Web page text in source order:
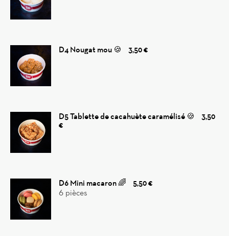
D4 Nougat mou 🍪 3,50 €
D5 Tablette de cacahuète caramélisé 🍪
3,50
€
D6 Mini macaron 🌈
5,50 €
6 pièces